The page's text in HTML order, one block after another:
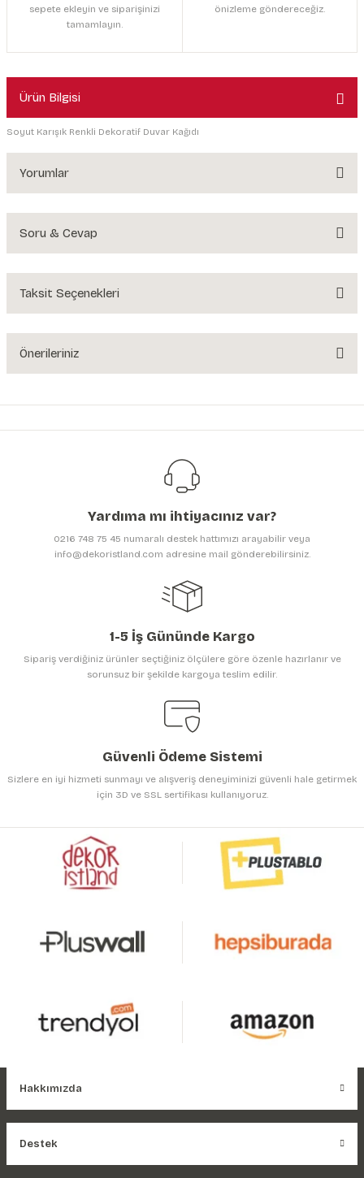
sepete ekleyin ve siparişinizi
tamamlayın.
önizleme göndereceğiz.
Ürün Bilgisi
Soyut Karışık Renkli Dekoratif Duvar Kağıdı
Yorumlar
Soru & Cevap
Ürün hakkında henüz soru sorulmamış.
Taksit Seçenekleri
Önerileriniz
yetersiz gördüğünüz noktaları öneri formunu kullanarak tarafımıza
Görüş ve önerileriniz için teşekkür ederiz.
Ürün resmi kalitesiz, bozuk veya görüntülenemiyor.
Ürün bilgilerinde hatalar bulunuyor.
Gönder
Yardıma mı ihtiyacınız var?
0216 748 75 45 numaralı destek hattımızı arayabilir veya
info@dekoristland.com adresine mail gönderebilirsiniz.
1-5 İş Gününde Kargo
Sipariş verdiğiniz ürünler seçtiğiniz ölçülere göre özenle hazırlanır ve
sorunsuz bir şekilde kargoya teslim edilir.
Güvenli Ödeme Sistemi
Sizlere en iyi hizmeti sunmayı ve alışveriş deneyiminizi güvenli hale getirmek
için 3D ve SSL sertifikası kullanıyoruz.
Hakkımızda
Destek